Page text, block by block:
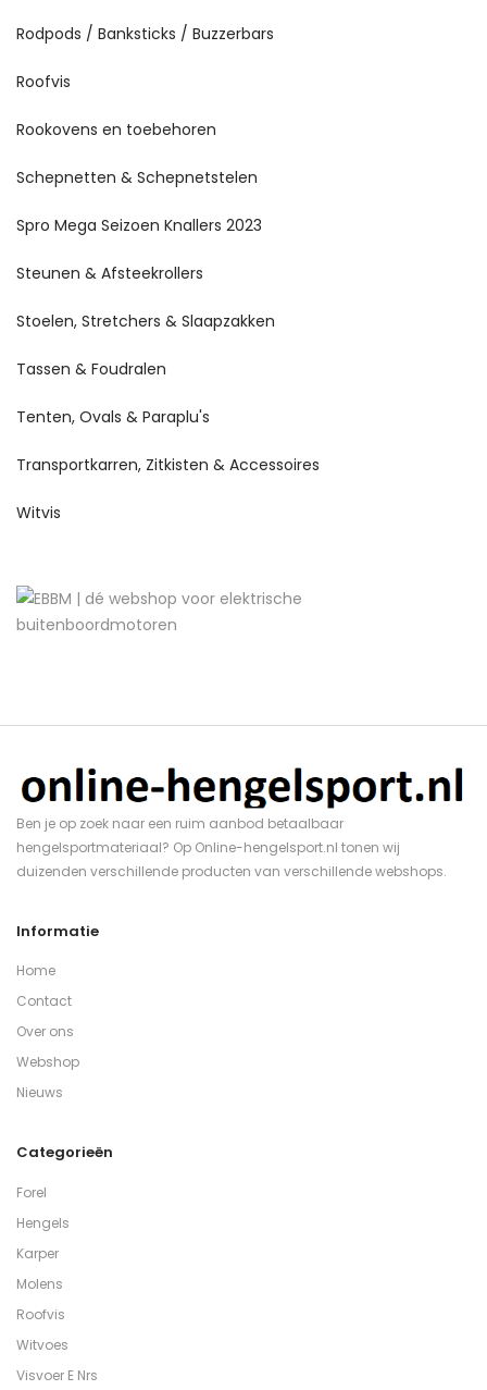
Rodpods / Banksticks / Buzzerbars
Roofvis
Rookovens en toebehoren
Schepnetten & Schepnetstelen
Spro Mega Seizoen Knallers 2023
Steunen & Afsteekrollers
Stoelen, Stretchers & Slaapzakken
Tassen & Foudralen
Tenten, Ovals & Paraplu's
Transportkarren, Zitkisten & Accessoires
Witvis
Ben je op zoek naar een ruim aanbod betaalbaar
hengelsportmateriaal? Op Online-hengelsport.nl tonen wij
duizenden verschillende producten van verschillende webshops.
Informatie
Home
Contact
Over ons
Webshop
Nieuws
Categorieën
Forel
Hengels
Karper
Molens
Roofvis
Witvoes
Visvoer E Nrs